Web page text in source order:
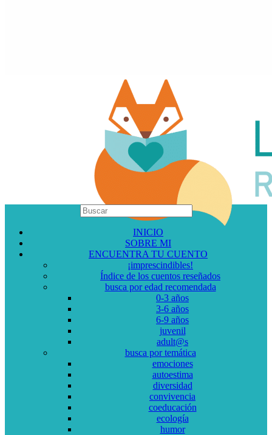
INICIO
SOBRE MI
ENCUENTRA TU CUENTO
¡imprescindibles!
Índice de los cuentos reseñados
busca por edad recomendada
0-3 años
3-6 años
6-9 años
juvenil
adult@s
busca por temática
emociones
autoestima
diversidad
convivencia
coeducación
ecología
humor